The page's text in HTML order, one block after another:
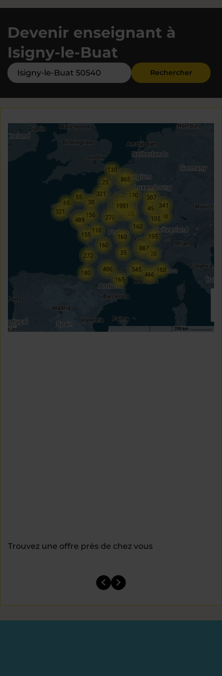
Devenir enseignant à
Isigny-le-Buat
Rechercher
Trouvez une offre près de chez vous